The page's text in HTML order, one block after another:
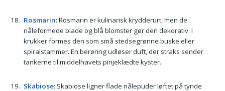
Rosmarin: Rosmarin er kulinarisk krydderurt, men de
nåleformede blade og blå blomster gør den dekorativ. I
krukker formes den som små stedsegrønne buske eller
spiralstammer. En berøring udløser duft, der straks sender
tankerne til middelhavets pinjeklædte kyster.
Skabiose: Skabiose ligner flade nålepuder løftet på tynde